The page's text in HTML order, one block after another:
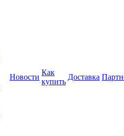
Новости
Как
купить
Доставка